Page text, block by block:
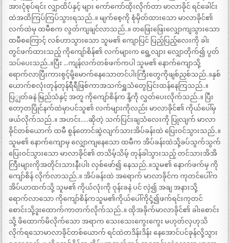
အားငုံစုပ်ရင်း လျှာထိပ်နှင့် များ ကော်ကော်ထိုးလိုက်တာ မာလာခိုင် ရင်ခေါင်း
ထဲအထိကြပ်ကြပ်သွားရသည်..။ မျက်စေ့ကို စုံမှိတ်ထားသော မာလာခိုင်၏
လက်ထဲမှ ထမီစက လွတ်ကျချင်လာသည်..။ တဖြေးဖြေးလျှောကျသွားသော
ထမီစကြောင့် လစ်ဟာသွားသော သူမ၏ ကျောပြင် ပြည့်ပြည့်လေးကို ခါး
တွင်ဖက်ထားသည့် ကိုကျော်စိန်၏ လက်များက ရွေ့လျား လျှောတိုက်၍ ပွတ်
သပ်ပေးသည်..။ပြီး …ကျန်လက်တစ်ဖက်ကပါ သူမ၏ နောက်ကျောသို့
ရောက်လာပြီးကားစွင့်မို့မောက်နေသောတင်ပါးကြီးတွေကိုဖျစ်ညှစ်သည်..။နှစ်
ယောက်စလုံးတုန်တုန်ရီရီဖြစ်ကာအသက်ရှူသံတွေပြင်းထန်နေကြသည်..။
ပြျွတ်ခနဲ မြည်သံနှင့် အတူ ကိုကျော်စိန်က နို့ကို လွှတ်ပေးလိုက်သည်..။ ပြီး
တော့တပြိုင်နက်ထဲမှာပင်သူ၏ လက်များကိုလည်း မာလာခိုင်၏ ကိုယ်ပေါ်မှ
ဖယ်လိုက်သည်..။ အဟင်း…..ဆိုတဲ့ သက်ပြင်းချသံလေးကို ပြုလျက် မာလာ
ခိုင်တစ်ယောက် ထမီ စွန်တောင်ဆွဲလျက်သားအိပ်ခန်းထဲ ပြေးဝင်သွားသည်..။
သူမ၏ နောက်ကျောမှ လျှောကျနေသော ထမီက အိပ်ခန်းထဲသို့ခပ်သွက်သွက်
ပြေးဝင်သွားသော မာလာခိုင်၏ တသိမ့်သိမ့် တုန်ခါသွားသည့် တင်သားအိအိ
ကြီးများကိုအတိုင်းသားနီးပါး လှစ်ဖော်၍ နေသည်..။သူမ၏ နောက်ဖက်မှ ကို
ကျော်စိန် လိုက်လာသည်..။ အိပ်ခန်းထဲ အရောက် မာလာခိုင်က ကုတင်ပေါ်က
အိပ်ယာထက်သို့ သူမ၏ ကိုယ်လုံးကို ဝုန်းခနဲ ပင် လှဲ၍ အချ အနားသို့
ရောက်လာသော ကိုကျော်စိန်ကသူမ၏ကိုယ်ပေါ်ကိုငုံ့၍ဖက်ရင်းကုတင်
စောင်းသို့ဒူးထောက်ကာတက်လိုက်သည်..။ ထိုအခိုက်မာလာခိုင်၏ ခါးစောင်း
သို့ ဖိထောက်မိလိုက်သော အရာက သေးသေးကွေးကွေး မဟုတ်လှဟုသိ
လိုက်ရသောမာလာခိုင်တစ်ယောက် ရင်ထဲတဒိန်းဒိန်း နေအောင်ပင်ခုန်လို့သွား